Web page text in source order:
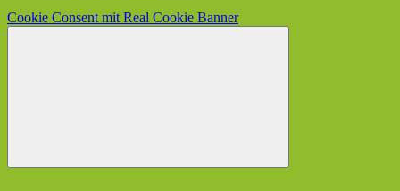
Cookie Consent mit Real Cookie Banner